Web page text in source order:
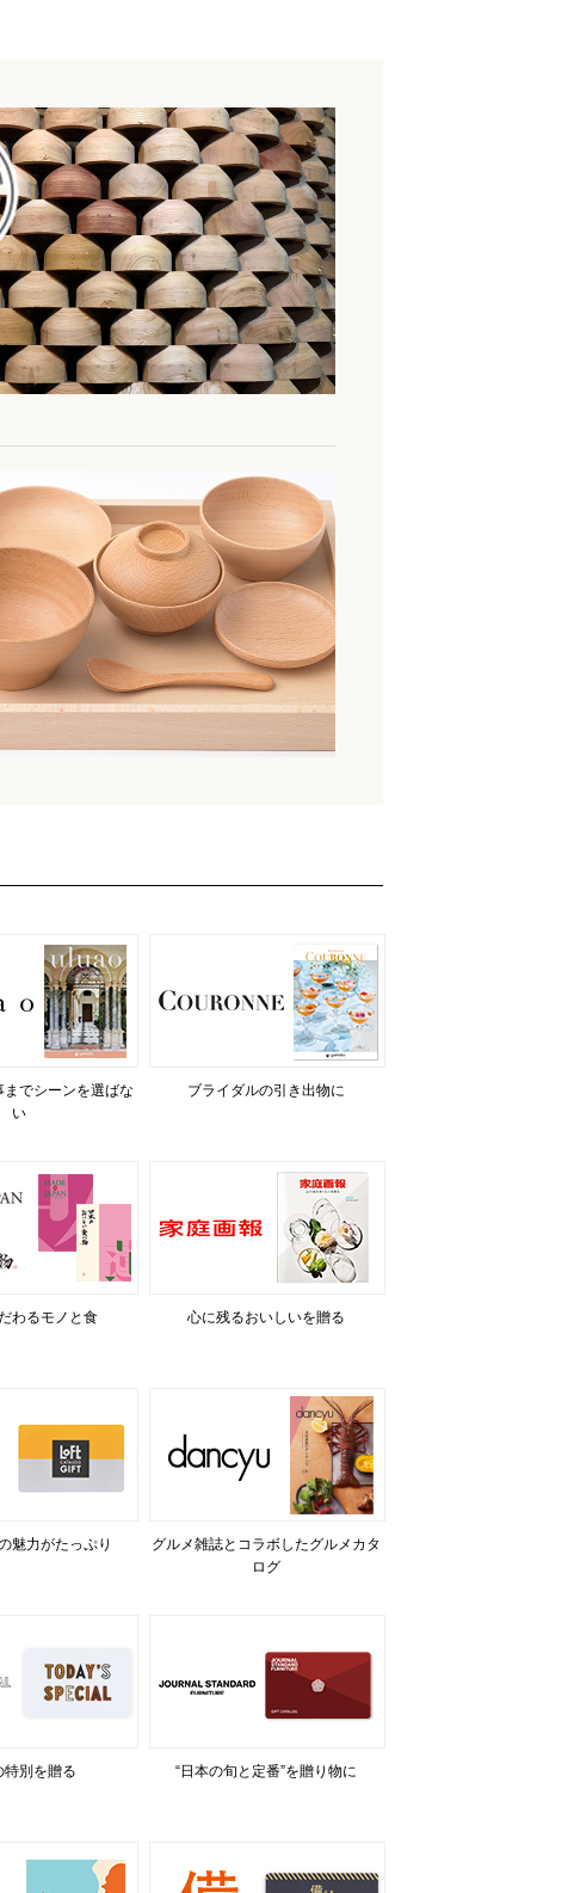
までシーンを選ばな
い
ブライダルの引き出物に
わるモノと食 心に残るおいしいを贈る
魅力がたっぷり
グルメ雑誌とコラボしたグルメカタ
ログ
特別を贈る “日本の旬と定番”を贈り物に